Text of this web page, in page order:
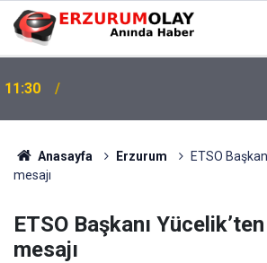
11:30
Anasayfa Erzurum
ETSO
mesajı
ETSO Başkanı
mesajı